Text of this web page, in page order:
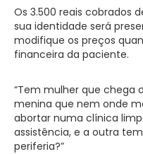
Os 3.500 reais cobrados
sua identidade será
modifique os preços
financeira da paciente.
“Tem mulher que chega
menina que nem onde
abortar numa clínica
assistência, e a outra
periferia?”